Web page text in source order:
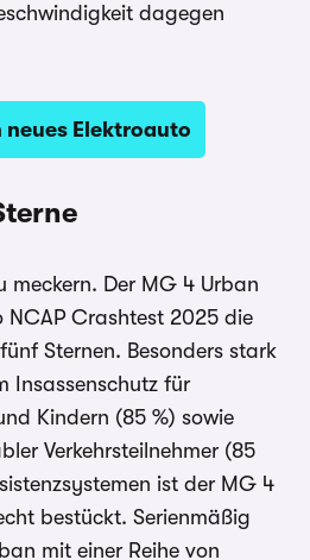
dagegen
neues Elektroauto
meckern. Der MG 4 Urban
NCAP Crashtest 2025 die
Sternen. Besonders stark
Insassenschutz für
Kindern (85 %) sowie
Verkehrsteilnehmer (85
ist der MG 4
bestückt. Serienmäßig
mit einer Reihe von